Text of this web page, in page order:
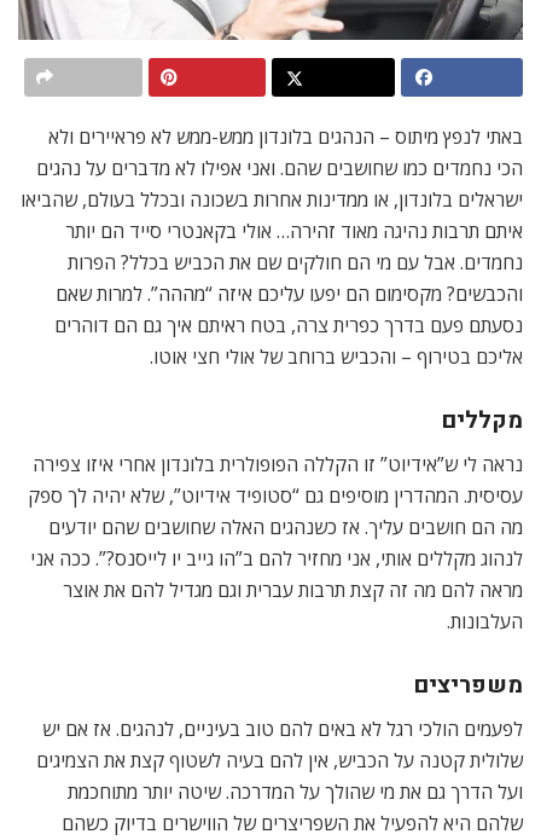
באתי לנפץ מיתוס – הנהגים בלונדון ממש-ממש לא פראיירים ולא
הכי נחמדים כמו שחושבים שהם. ואני אפילו לא מדברים על נהגים
ישראלים בלונדון, או ממדינות אחרות בשכונה ובכלל בעולם, שהביאו
איתם תרבות נהיגה מאוד זהירה… אולי בקאנטרי סייד הם יותר
נחמדים. אבל עם מי הם חולקים שם את הכביש בכלל? הפרות
והכבשים? מקסימום הם יפעו עליכם איזה “מההה”. למרות שאם
נסעתם פעם בדרך כפרית צרה, בטח ראיתם איך גם הם דוהרים
אליכם בטירוף – והכביש ברוחב של אולי חצי אוטו.
מקללים
נראה לי ש”אידיוט” זו הקללה הפופולרית בלונדון אחרי איזו צפירה
עסיסית. המהדרין מוסיפים גם “סטופיד אידיוט”, שלא יהיה לך ספק
מה הם חושבים עליך. אז כשנהגים האלה שחושבים שהם יודעים
לנהוג מקללים אותי, אני מחזיר להם ב”הו גייב יו לייסנס?”. ככה אני
מראה להם מה זה קצת תרבות עברית וגם מגדיל להם את אוצר
העלבונות.
משפריצים
לפעמים הולכי רגל לא באים להם טוב בעיניים, לנהגים. אז אם יש
שלולית קטנה על הכביש, אין להם בעיה לשטוף קצת את הצמיגים
ועל הדרך גם את מי שהולך על המדרכה. שיטה יותר מתוחכמת
שלהם היא להפעיל את השפריצרים של הווישרים בדיוק כשהם